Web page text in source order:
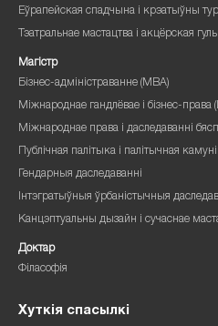
Еўрапейская спадчына і крэатыўны
Тэатральнае мастацтва і акцёрская
Магістр
Бізнес-адміністраванне (MBA)
Міжнароднае гандлёвае і бізнес-права
Міжнароднае права і даследаванні
Публічная палітыка і палітычная
Гендарныя даследаванні
Інтэгратыўныя ўрбаністычныя
Канцэптуальны дызайн і сучаснае
Доктар
Філасофія
Хуткія спасылкі